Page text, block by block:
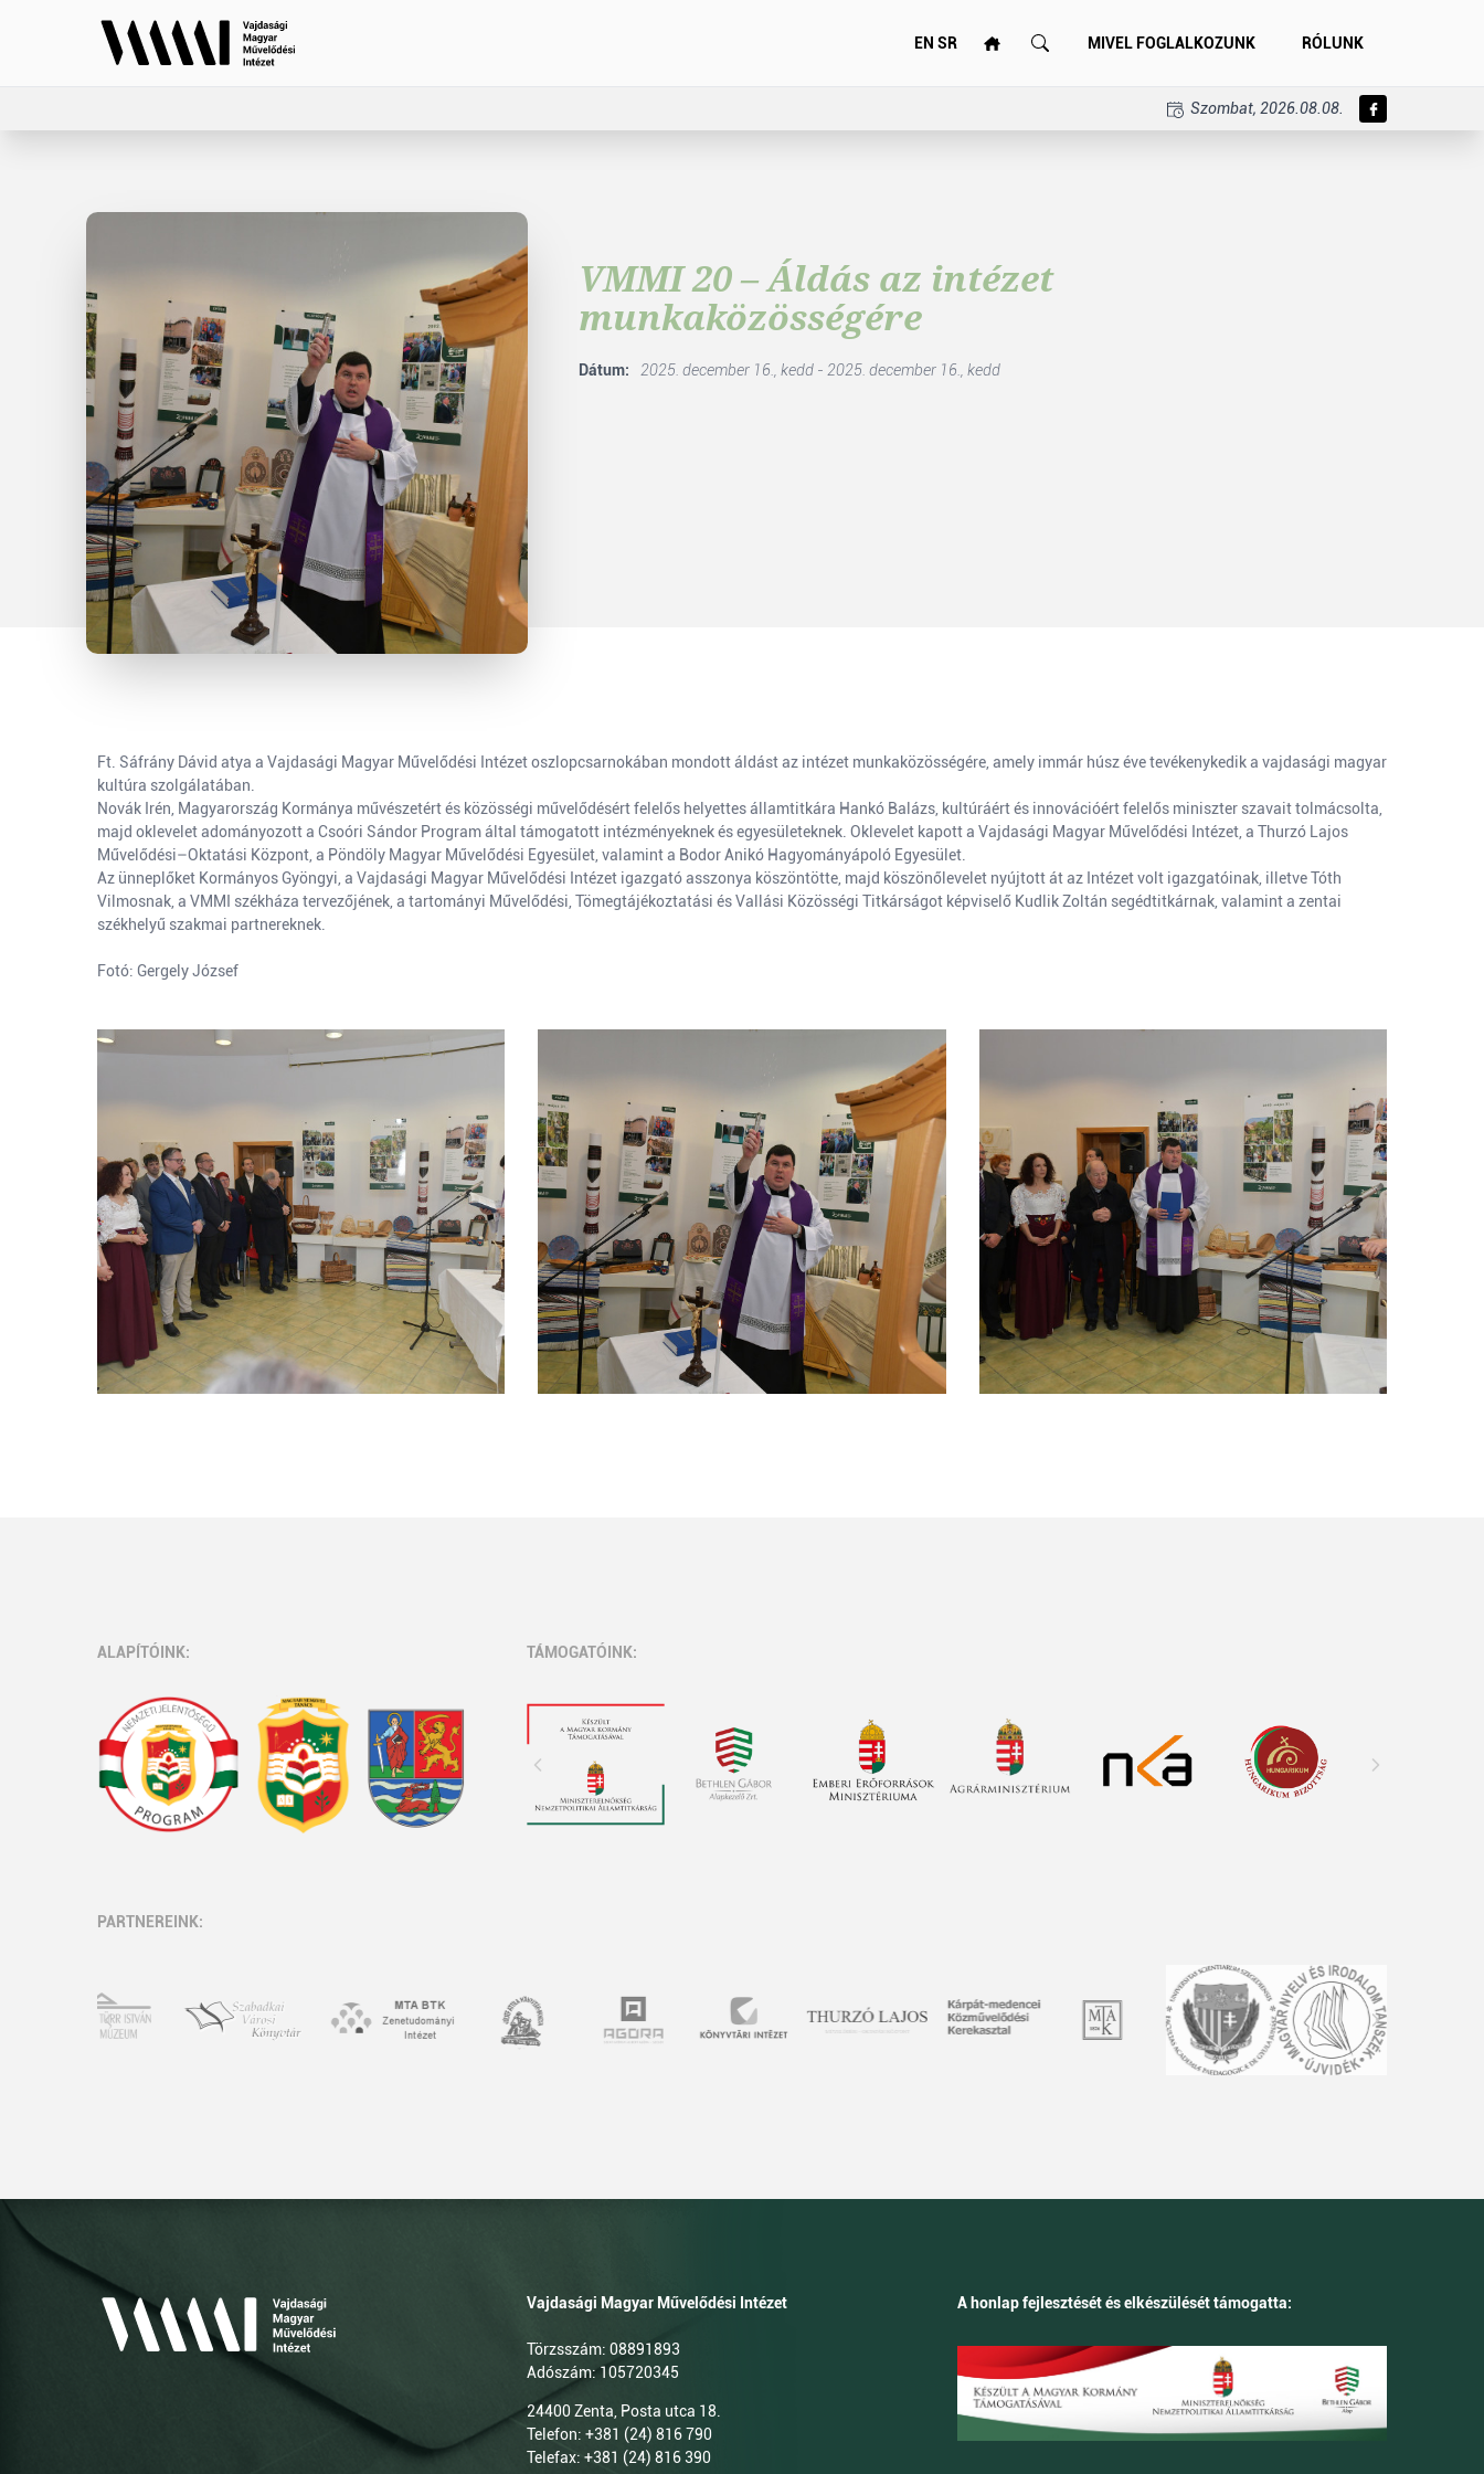
EN SR MIVEL FOGLALKOZUNK RÓLUNK
Szombat, 2026.08.08.
VMMI 20 – Áldás az intézet
munkaközösségére
Dátum: 2025. december 16., kedd - 2025. december 16., kedd
Ft. Sáfrány Dávid atya a Vajdasági Magyar Művelődési Intézet oszlopcsarnokában mondott áldást az intézet munkaközösségére, amely immár húsz éve tevékenykedik a vajdasági magyar
kultúra szolgálatában.
Novák Irén, Magyarország Kormánya művészetért és közösségi művelődésért felelős helyettes államtitkára Hankó Balázs, kultúráért és innovációért felelős miniszter szavait tolmácsolta,
majd oklevelet adományozott a Csoóri Sándor Program által támogatott intézményeknek és egyesületeknek. Oklevelet kapott a Vajdasági Magyar Művelődési Intézet, a Thurzó Lajos
Művelődési–Oktatási Központ, a Pöndöly Magyar Művelődési Egyesület, valamint a Bodor Anikó Hagyományápoló Egyesület.
Az ünneplőket Kormányos Gyöngyi, a Vajdasági Magyar Művelődési Intézet igazgató asszonya köszöntötte, majd köszönőlevelet nyújtott át az Intézet volt igazgatóinak, illetve Tóth
Vilmosnak, a VMMI székháza tervezőjének, a tartományi Művelődési, Tömegtájékoztatási és Vallási Közösségi Titkárságot képviselő Kudlik Zoltán segédtitkárnak, valamint a zentai
székhelyű szakmai partnereknek.
Fotó: Gergely József
ALAPÍTÓINK: TÁMOGATÓINK:
PARTNEREINK:
Vajdasági Magyar Művelődési Intézet
Törzsszám: 08891893
Adószám: 105720345
24400 Zenta, Posta utca 18.
Telefon: +381 (24) 816 790
Telefax: +381 (24) 816 390
A honlap fejlesztését és elkészülését támogatta: